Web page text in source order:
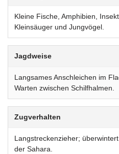
Kleine Fische, Amphibien,
Kleinsäuger und Jungvögel.
Jagdweise
Langsames Anschleichen im
Warten zwischen Schilfhalmen.
Zugverhalten
Langstreckenzieher;
der Sahara.